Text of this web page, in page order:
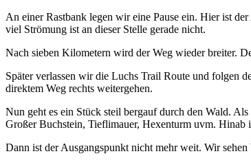
An einer Rastbank legen wir eine Pause ein. Hier ist
viel Strömung ist an dieser Stelle gerade nicht.
Nach sieben Kilometern wird der Weg wieder breiter.
Später verlassen wir die Luchs Trail Route und folgen
direktem Weg rechts weitergehen.
Nun geht es ein Stück steil bergauf durch den Wald.
Großer Buchstein, Tieflimauer, Hexenturm uvm. Hinab
Dann ist der Ausgangspunkt nicht mehr weit. Wir